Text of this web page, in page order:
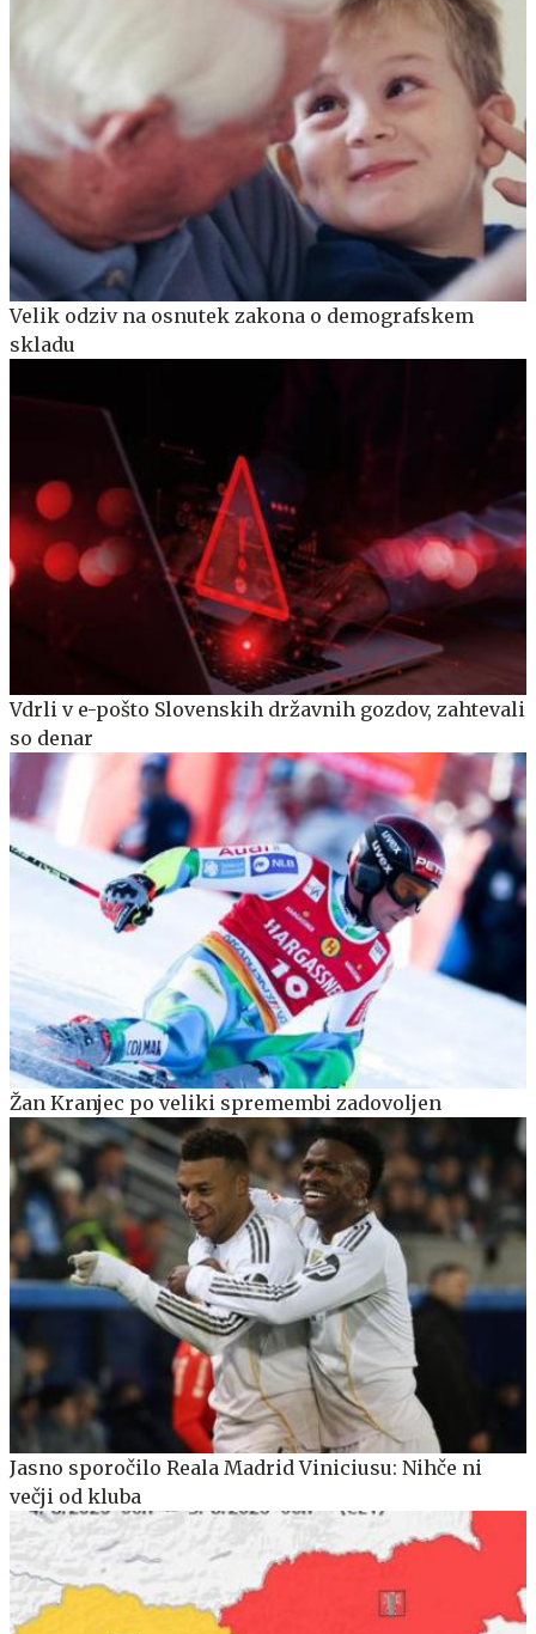
Velik odziv na osnutek zakona o demografskem
skladu
Vdrli v e-pošto Slovenskih državnih gozdov, zahtevali
so denar
Žan Kranjec po veliki spremembi zadovoljen
Jasno sporočilo Reala Madrid Viniciusu: Nihče ni
večji od kluba